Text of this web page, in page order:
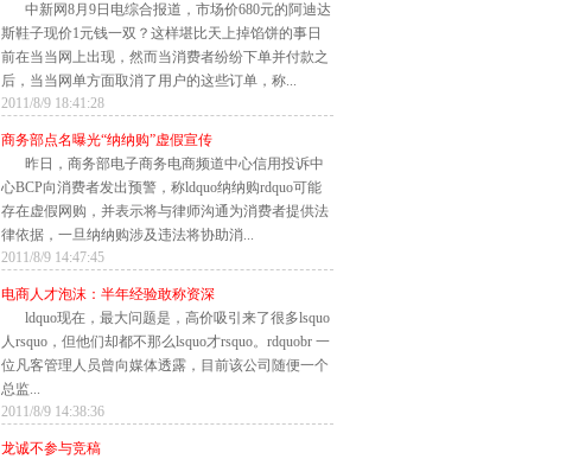
中新网8月9日电综合报道，市场价680元的阿迪达
斯鞋子现价1元钱一双？这样堪比天上掉馅饼的事日
前在当当网上出现，然而当消费者纷纷下单并付款之
后，当当网单方面取消了用户的这些订单，称...
2011/8/9 18:41:28
商务部点名曝光“纳纳购”虚假宣传
昨日，商务部电子商务电商频道中心信用投诉中
心BCP向消费者发出预警，称ldquo纳纳购rdquo可能
存在虚假网购，并表示将与律师沟通为消费者提供法
律依据，一旦纳纳购涉及违法将协助消...
2011/8/9 14:47:45
电商人才泡沫：半年经验敢称资深
ldquo现在，最大问题是，高价吸引来了很多lsquo
人rsquo，但他们却都不那么lsquo才rsquo。rdquobr 一
位凡客管理人员曾向媒体透露，目前该公司随便一个
总监...
2011/8/9 14:38:36
龙诚不参与竞稿